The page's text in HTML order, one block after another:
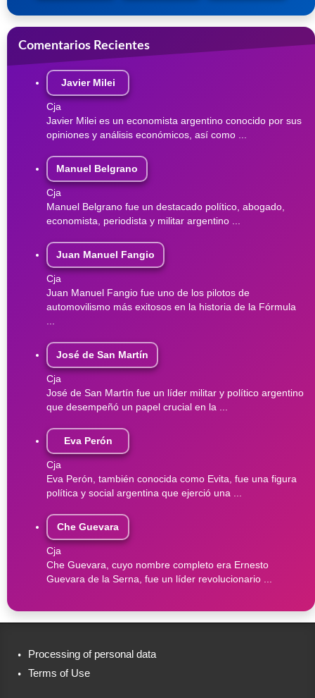
Comentarios Recientes
Javier Milei
Cja
Javier Milei es un economista argentino conocido por sus
opiniones y análisis económicos, así como ...
Manuel Belgrano
Cja
Manuel Belgrano fue un destacado político, abogado,
economista, periodista y militar argentino ...
Juan Manuel Fangio
Cja
Juan Manuel Fangio fue uno de los pilotos de
automovilismo más exitosos en la historia de la Fórmula
José de San Martín
Cja
José de San Martín fue un líder militar y político argentino
que desempeñó un papel crucial en la ...
Eva Perón
Cja
Eva Perón, también conocida como Evita, fue una figura
política y social argentina que ejerció una ...
Che Guevara
Cja
Che Guevara, cuyo nombre completo era Ernesto
Guevara de la Serna, fue un líder revolucionario ...
Processing of personal data
Terms of Use